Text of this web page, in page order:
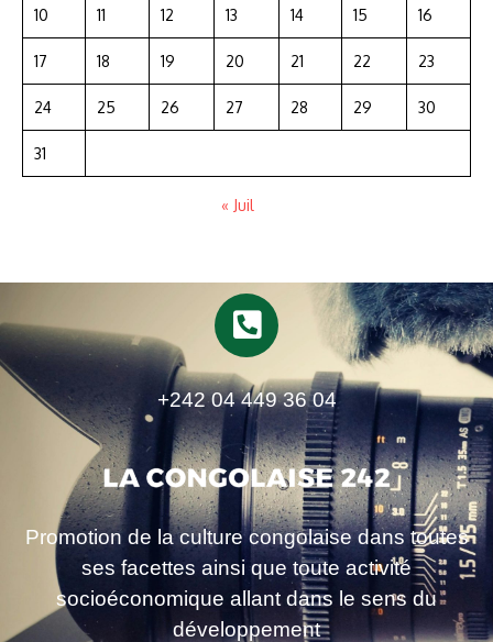
10 11 12 13 14 15 16
17 18 19 20 21 22 23
24 25 26 27 28 29 30
31
« Juil
+242 04 449 36 04
Promotion de la culture congolaise dans toutes
ses facettes ainsi que toute activité
socioéconomique allant dans le sens du
développement